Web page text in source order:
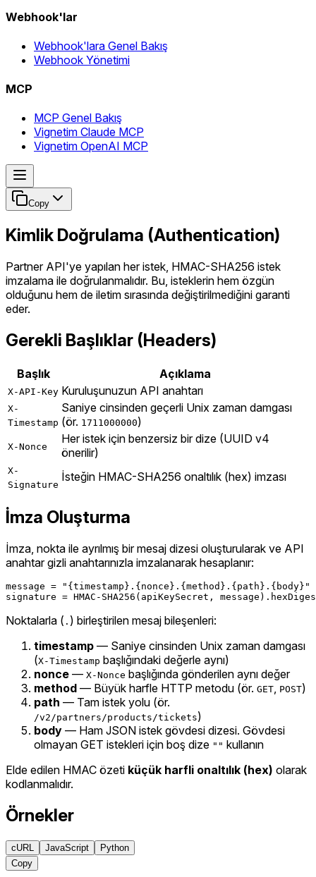
Webhook'lar
Webhook'lara Genel Bakış
Webhook Yönetimi
MCP
MCP Genel Bakış
Vignetim Claude MCP
Vignetim OpenAI MCP
Copy
Kimlik Doğrulama (Authentication)
Partner API'ye yapılan her istek, HMAC-SHA256 istek
imzalama ile doğrulanmalıdır. Bu, isteklerin hem özgün
olduğunu hem de iletim sırasında değiştirilmediğini garanti
eder.
Gerekli Başlıklar (Headers)
Başlık Açıklama
X-API-Key Kuruluşunuzun API anahtarı
X-
Timestamp
Saniye cinsinden geçerli Unix zaman damgası
(ör. 1711000000)
X-Nonce
Her istek için benzersiz bir dize (UUID v4
önerilir)
X-
Signature
İsteğin HMAC-SHA256 onaltılık (hex) imzası
İmza Oluşturma
İmza, nokta ile ayrılmış bir mesaj dizesi oluşturularak ve API
anahtar gizli anahtarınızla imzalanarak hesaplanır:
message = "{timestamp}.{nonce}.{method}.{path}.{body}"
Noktalarla ( . ) birleştirilen mesaj bileşenleri:
timestamp — Saniye cinsinden Unix zaman damgası
(X-Timestamp başlığındaki değerle aynı)
nonce — X-Nonce başlığında gönderilen aynı değer
method — Büyük harfle HTTP metodu (ör. GET POST)
path — Tam istek yolu (ör.
/v2/partners/products/tickets)
body — Ham JSON istek gövdesi dizesi. Gövdesi
olmayan GET istekleri için boş dize "" kullanın
Elde edilen HMAC özeti küçük harfli onaltılık (hex) olarak
kodlanmalıdır.
Örnekler
cURL JavaScript
Python
Copy